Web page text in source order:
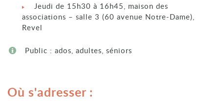
Jeudi de 15h30 à 16h45, maison des
associations – salle 3 (60 avenue Notre-Dame),
Revel
Public : ados, adultes, séniors
Où s'adresser :